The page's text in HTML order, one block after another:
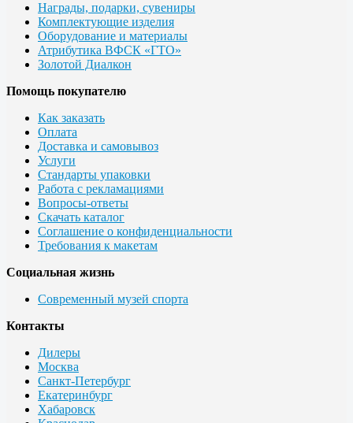
Награды, подарки, сувениры
Комплектующие изделия
Оборудование и материалы
Атрибутика ВФСК «ГТО»
Золотой Диалкон
Помощь покупателю
Как заказать
Оплата
Доставка и самовывоз
Услуги
Стандарты упаковки
Работа с рекламациями
Вопросы-ответы
Скачать каталог
Соглашение о конфиденциальности
Требования к макетам
Социальная жизнь
Современный музей спорта
Контакты
Дилеры
Москва
Санкт-Петербург
Екатеринбург
Хабаровск